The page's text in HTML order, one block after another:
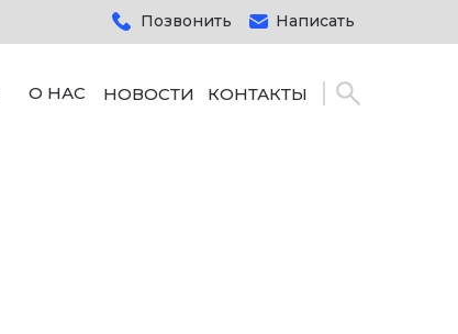
Позвонить Написать
О НАС НОВОСТИ КОНТАКТЫ